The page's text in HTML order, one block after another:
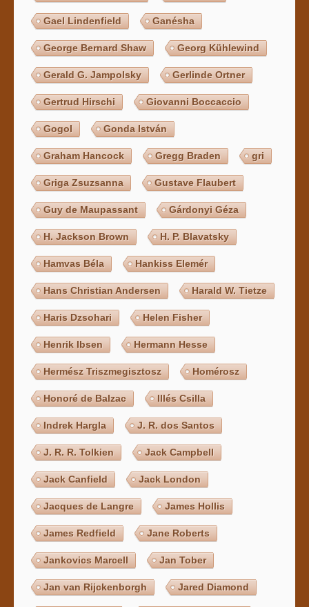
Gael Lindenfield Ganésha
George Bernard Shaw Georg Kühlewind
Gerald G. Jampolsky Gerlinde Ortner
Gertrud Hirschi Giovanni Boccaccio
Gogol Gonda István
Graham Hancock Gregg Braden gri
Griga Zsuzsanna Gustave Flaubert
Guy de Maupassant Gárdonyi Géza
H. Jackson Brown H. P. Blavatsky
Hamvas Béla Hankiss Elemér
Hans Christian Andersen Harald W. Tietze
Haris Dzsohari Helen Fisher
Henrik Ibsen Hermann Hesse
Hermész Triszmegisztosz Homérosz
Honoré de Balzac Illés Csilla
Indrek Hargla J. R. dos Santos
J. R. R. Tolkien Jack Campbell
Jack Canfield Jack London
Jacques de Langre James Hollis
James Redfield Jane Roberts
Jankovics Marcell Jan Tober
Jan van Rijckenborgh Jared Diamond